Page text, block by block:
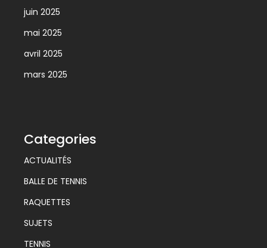
juin 2025
mai 2025
avril 2025
mars 2025
Categories
ACTUALITÉS
BALLE DE TENNIS
RAQUETTES
SUJETS
TENNIS